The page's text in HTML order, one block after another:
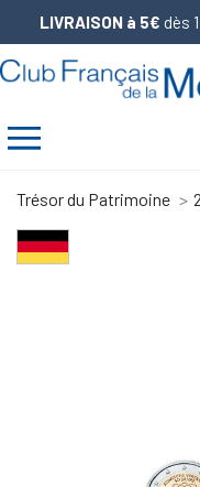
LIVRAISON à 5€ dès
Trésor du Patrimoine